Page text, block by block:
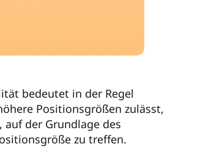
bedeutet in der Regel
Positionsgrößen zulässt,
der Grundlage des
zu treffen.